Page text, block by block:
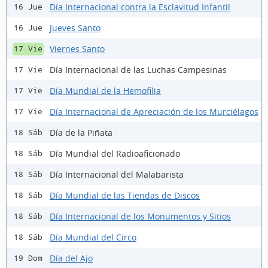
16 Jue Día Internacional contra la Esclavitud Infantil
16 Jue Jueves Santo
17 Vie Viernes Santo
17 Vie Día Internacional de las Luchas Campesinas
17 Vie Día Mundial de la Hemofilia
17 Vie Día Internacional de Apreciación de los Murciélagos
18 Sáb Día de la Piñata
18 Sáb Día Mundial del Radioaficionado
18 Sáb Día Internacional del Malabarista
18 Sáb Día Mundial de las Tiendas de Discos
18 Sáb Día Internacional de los Monumentos y Sitios
18 Sáb Día Mundial del Circo
19 Dom Día del Ajo